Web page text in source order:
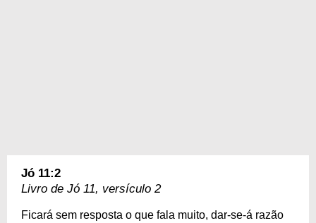
Jó 11:2
Livro de Jó 11, versículo 2
Ficará sem resposta o que fala muito, dar-se-á razão